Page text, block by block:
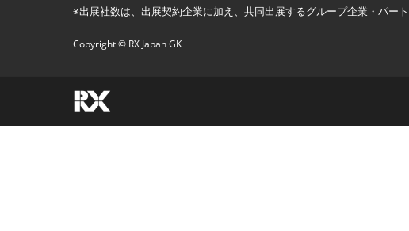
※出展社数は、出展契約企業に加え、共同出展するグループ企業・パート
Copyright © RX Japan GK